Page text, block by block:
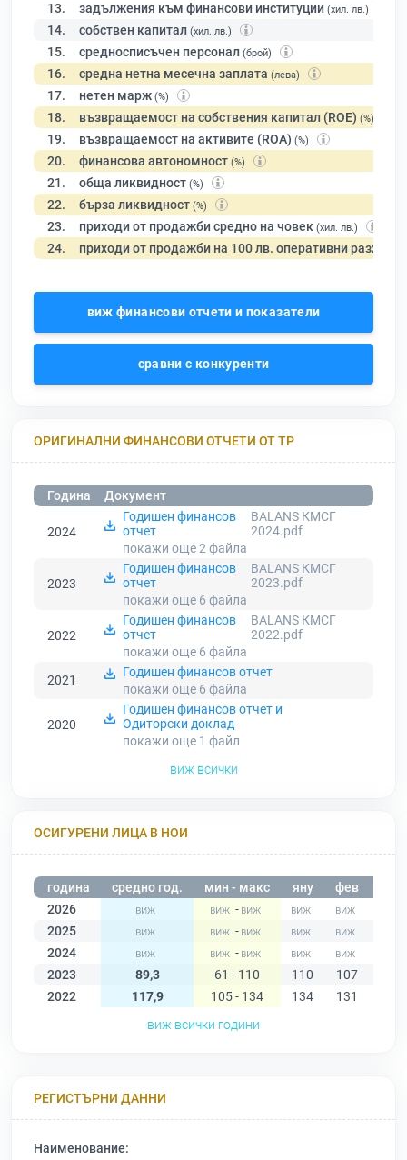
13. задължения към финансови институции (хил. лв.)
14. собствен капитал (хил. лв.)
15. средносписъчен персонал (брой)
16. средна нетна месечна заплата (лева)
17. нетен марж (%)
18. възвращаемост на собствения капитал (ROE) (%)
19. възвращаемост на активите (ROA) (%)
20. финансова автономност (%)
21. обща ликвидност (%)
22. бърза ликвидност (%)
23. приходи от продажби средно на човек (хил. лв.)
24. приходи от продажби на 100 лв. оперативни разходи
виж финансови отчети и показатели
сравни с конкуренти
ОРИГИНАЛНИ ФИНАНСОВИ ОТЧЕТИ ОТ ТР
Година Документ
2024
Годишен финансов
отчет
BALANS КМСГ
2024.pdf
покажи още 2файла
2023
Годишен финансов
отчет
BALANS КМСГ
2023.pdf
покажи още 6 файла
2022
Годишен финансов
отчет
BALANS КМСГ
2022.pdf
покажи още 6 файла
2021
Годишен финансов отчет
покажи още 6 файла
2020
Годишен финансов отчет и
Одиторски доклад
покажи още 1 файл
виж всички
ОСИГУРЕНИ ЛИЦА В НОИ
година средно год. мин - макс яну фев
2026
-
2025
-
2024
-
2023
89,3 61 - 110 110 107
2022
117,9 105 - 134 134 131
виж всички години
РЕГИСТЪРНИ ДАННИ
Наименование: